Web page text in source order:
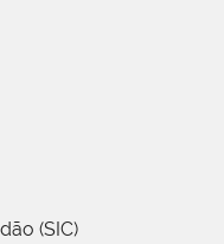
(SIC)